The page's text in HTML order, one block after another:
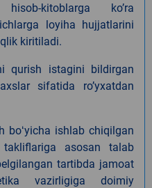
kitoblarga koʼra
loyiha hujjatlarini
kiritiladi.
qurish istagini bildirgan
sifatida roʼyxatdan
boʻyicha ishlab chiqilgan
asosan talab
tartibda jamoat
vazirligiga doimiy